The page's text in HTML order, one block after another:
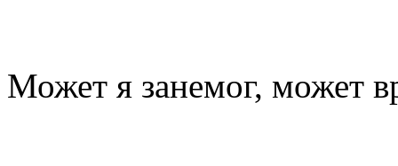
Может я занемог, может